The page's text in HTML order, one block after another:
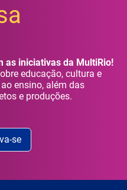
as iniciativas da MultiRio!
educação, cultura e
ensino, além das
e produções.
se